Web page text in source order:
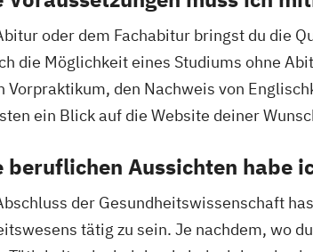
oder dem Fachabitur bringst du die
die Möglichkeit eines Studiums ohne
Vorpraktikum, den Nachweis von
ein Blick auf die Website deiner
beruflichen Aussichten habe
der Gesundheitswissenschaft
tätig zu sein. Je nachdem, wo